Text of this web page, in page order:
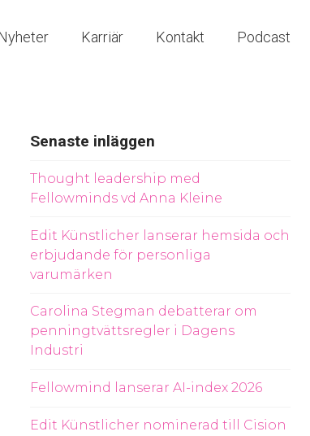
Nyheter Karriär Kontakt Podcast
Senaste inläggen
Thought leadership med
Fellowminds vd Anna Kleine
Edit Künstlicher lanserar hemsida och
erbjudande för personliga
varumärken
Carolina Stegman debatterar om
penningtvättsregler i Dagens
Industri
Fellowmind lanserar AI-index 2026
Edit Künstlicher nominerad till Cision